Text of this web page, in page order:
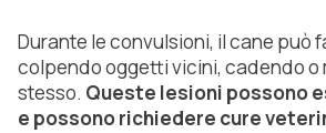
Durante le convulsioni, il cane può
colpendo oggetti vicini, cadendo o
stesso. Queste lesioni possono
e possono richiedere cure